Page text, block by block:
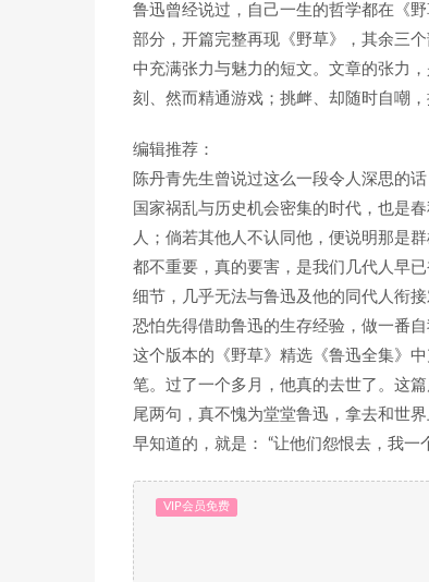
鲁迅曾经说过，自己一生的哲学都在《
部分，开篇完整再现《野草》，其余三
中充满张力与魅力的短文。文章的张力
刻、然而精通游戏；挑衅、却随时自嘲
编辑推荐：
陈丹青先生曾说过这么一段令人深思的
国家祸乱与历史机会密集的时代，也是
人；倘若其他人不认同他，便说明那是
都不重要，真的要害，是我们几代人早
细节，几乎无法与鲁迅及他的同代人衔
恐怕先得借助鲁迅的生存经验，做一番自
这个版本的《野草》精选《鲁迅全集》
笔。过了一个多月，他真的去世了。这
尾两句，真不愧为堂堂鲁迅，拿去和世
早知道的，就是： “让他们怨恨去，我一
VIP会员免费